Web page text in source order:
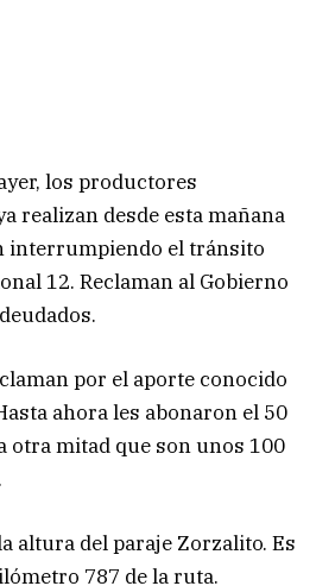
los productores
realizan desde esta mañana
interrumpiendo el tránsito
12. Reclaman al Gobierno
por el aporte conocido
ahora les abonaron el 50
otra mitad que son unos 100
altura del paraje Zorzalito. Es
787 de la ruta.